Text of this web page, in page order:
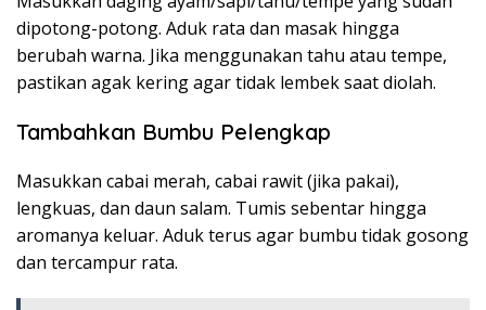
dipotong-potong. Aduk rata dan masak hingga
berubah warna. Jika menggunakan tahu atau tempe,
pastikan agak kering agar tidak lembek saat diolah.
Tambahkan Bumbu Pelengkap
Masukkan cabai merah, cabai rawit (jika pakai),
lengkuas, dan daun salam. Tumis sebentar hingga
aromanya keluar. Aduk terus agar bumbu tidak gosong
dan tercampur rata.